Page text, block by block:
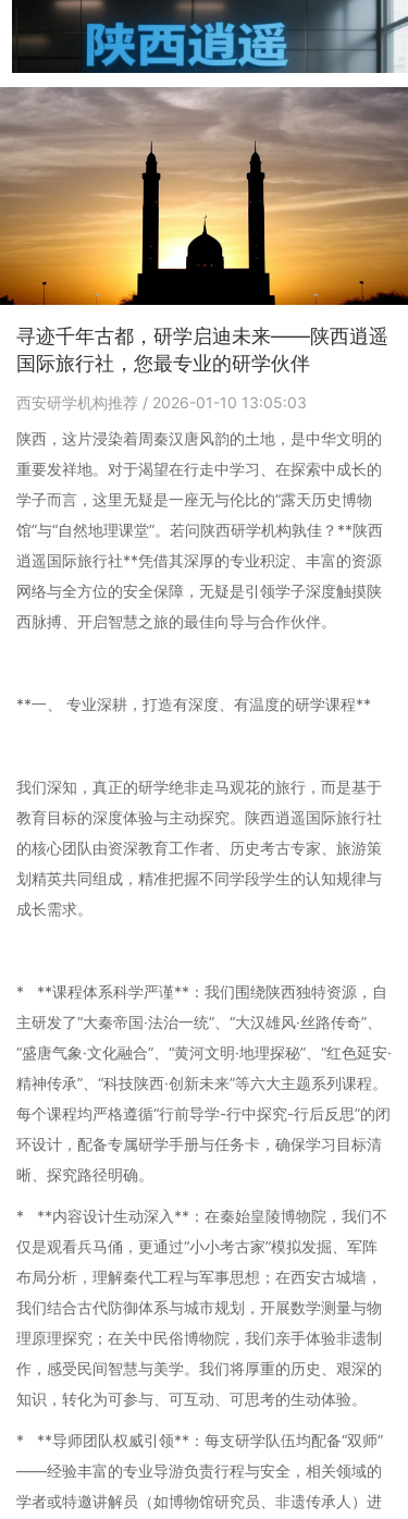
寻迹千年古都，研学启迪未来——陕西逍遥
国际旅行社，您最专业的研学伙伴
西安研学机构推荐 / 2026-01-10 13:05:03
陕西，这片浸染着周秦汉唐风韵的土地，是中华文明的
重要发祥地。对于渴望在行走中学习、在探索中成长的
学子而言，这里无疑是一座无与伦比的“露天历史博物
馆”与“自然地理课堂”。若问陕西研学机构孰佳？**陕西
逍遥国际旅行社**凭借其深厚的专业积淀、丰富的资源
网络与全方位的安全保障，无疑是引领学子深度触摸陕
西脉搏、开启智慧之旅的最佳向导与合作伙伴。
**一、 专业深耕，打造有深度、有温度的研学课程**
我们深知，真正的研学绝非走马观花的旅行，而是基于
教育目标的深度体验与主动探究。陕西逍遥国际旅行社
的核心团队由资深教育工作者、历史考古专家、旅游策
划精英共同组成，精准把握不同学段学生的认知规律与
成长需求。
* **课程体系科学严谨**：我们围绕陕西独特资源，自
主研发了“大秦帝国·法治一统”、“大汉雄风·丝路传奇”、
“盛唐气象·文化融合”、“黄河文明·地理探秘”、“红色延安·
精神传承”、“科技陕西·创新未来”等六大主题系列课程。
每个课程均严格遵循“行前导学-行中探究-行后反思”的闭
环设计，配备专属研学手册与任务卡，确保学习目标清
晰、探究路径明确。
* **内容设计生动深入**：在秦始皇陵博物院，我们不
仅是观看兵马俑，更通过“小小考古家”模拟发掘、军阵
布局分析，理解秦代工程与军事思想；在西安古城墙，
我们结合古代防御体系与城市规划，开展数学测量与物
理原理探究；在关中民俗博物院，我们亲手体验非遗制
作，感受民间智慧与美学。我们将厚重的历史、艰深的
知识，转化为可参与、可互动、可思考的生动体验。
* **导师团队权威引领**：每支研学队伍均配备“双师”
——经验丰富的专业导游负责行程与安全，相关领域的
学者或特邀讲解员（如博物馆研究员、非遗传承人）进